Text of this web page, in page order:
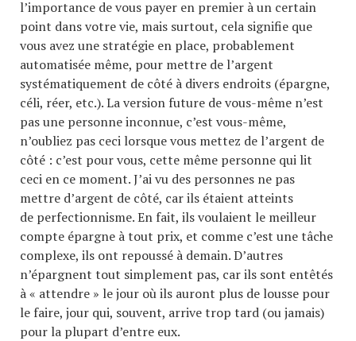
l’importance de vous payer en premier à un certain
point dans votre vie, mais surtout, cela signifie que
vous avez une stratégie en place, probablement
automatisée même, pour mettre de l’argent
systématiquement de côté à divers endroits (épargne,
céli, réer, etc.). La version future de vous-même n’est
pas une personne inconnue, c’est vous-même,
n’oubliez pas ceci lorsque vous mettez de l’argent de
côté : c’est pour vous, cette même personne qui lit
ceci en ce moment. J’ai vu des personnes ne pas
mettre d’argent de côté, car ils étaient atteints
de perfectionnisme. En fait, ils voulaient le meilleur
compte épargne à tout prix, et comme c’est une tâche
complexe, ils ont repoussé à demain. D’autres
n’épargnent tout simplement pas, car ils sont entêtés
à « attendre » le jour où ils auront plus de lousse pour
le faire, jour qui, souvent, arrive trop tard (ou jamais)
pour la plupart d’entre eux.